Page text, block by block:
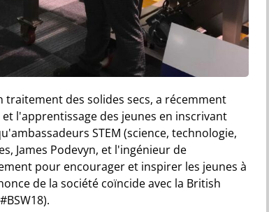
des solides secs, a récemment
l'apprentissage des jeunes en inscrivant
STEM (science, technologie,
James Podevyn, et l'ingénieur de
pour encourager et inspirer les jeunes à
de la société coïncide avec la British